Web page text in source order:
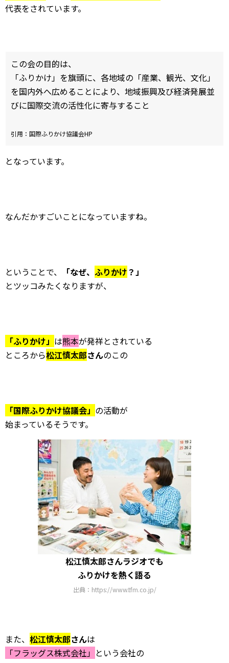
代表をされています。
この会の目的は、
「ふりかけ」を旗頭に、各地域の「産業、観光、文化」
を国内外へ広めることにより、地域振興及び経済発展並
びに国際交流の活性化に寄与すること
引用：国際ふりかけ協議会HP
となっています。
なんだかすごいことになっていますね。
ということで、 「なぜ、 ふりかけ ？」
とツッコみたくなりますが、
「ふりかけ」 は熊本が発祥とされている
ところから松江慎太郎さんのこの
「国際ふりかけ協議会」 の活動が
始まっているそうです。
松江慎太郎さんラジオでも
ふりかけを熱く語る
出典：https://www.tfm.co.jp/
また、 松江慎太郎さんは
「フラッグス株式会社」 という会社の